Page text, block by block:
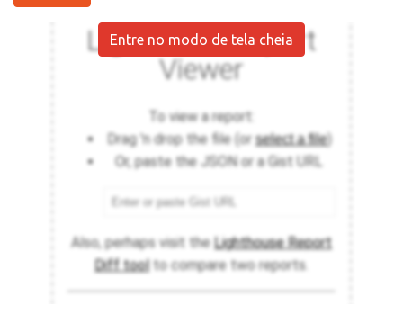
Entre no modo de tela cheia